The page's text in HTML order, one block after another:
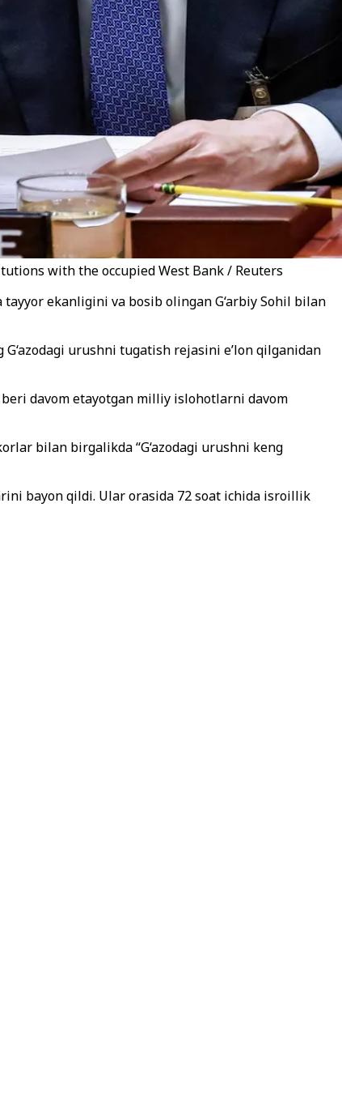
with the occupied West Bank / Reuters
ekanligini va bosib olingan G‘arbiy Sohil bilan
urushni tugatish rejasini e’lon qilganidan
davom etayotgan milliy islohotlarni davom
bilan birgalikda “G‘azodagi urushni keng
bayon qildi. Ular orasida 72 soat ichida isroillik